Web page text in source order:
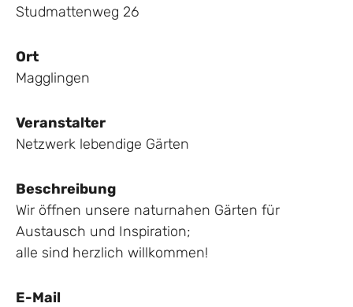
Studmattenweg 26
Ort
Magglingen
Veranstalter
Netzwerk lebendige Gärten
Beschreibung
Wir öffnen unsere naturnahen Gärten für
Austausch und Inspiration;
alle sind herzlich willkommen!
E-Mail